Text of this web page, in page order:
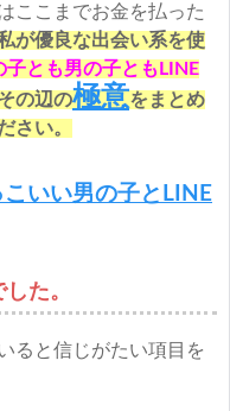
ここまでお金を払った
が優良な出会い系を使
とも男の子ともLINE
の辺の極意をまとめ
さい。
いい男の子とLINE
た。
ると信じがたい項目を